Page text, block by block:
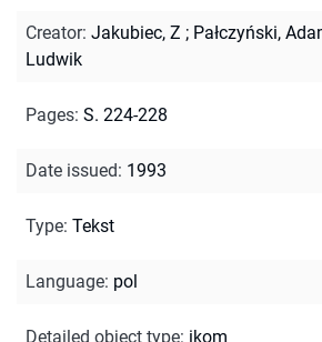
Creator: Jakubiec, Z ; Pałczyński,
Ludwik
Pages: S. 224-228
Date issued: 1993
Type: Tekst
Language: pol
Detailed object type: ikom